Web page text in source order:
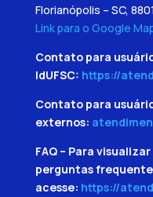
Florianópolis – SC,
Link para o Google
Contato para
IdUFSC: https://
Contato para
externos:
FAQ – Para
perguntas
acesse: https://